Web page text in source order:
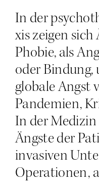
In der
xis zei­gen sich
Pho­bie, als
oder Bin­dung,
glo­ba­le Angst
Pan­de­mien,
In der
Ängs­te der
inva­si­ven
Ope­ra­tio­nen,